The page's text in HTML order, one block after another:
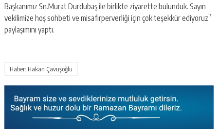
Baş­ka­nı­mız Sn.​Murat Dur­du­baş ile bir­lik­te zi­ya­ret­te bu­lun­duk. Sayın
ve­ki­li­mi­ze hoş soh­be­ti ve mi­sa­fir­per­ver­li­ği için çok te­şek­kür edi­yo­ruz”
pay­la­şı­mı­nı yaptı.
Haber: Hakan Çavuşoğlu